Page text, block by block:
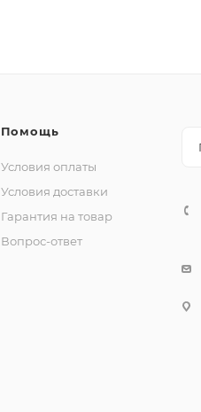
Помощь
Условия оплаты
Условия доставки
Гарантия на товар
Вопрос-ответ